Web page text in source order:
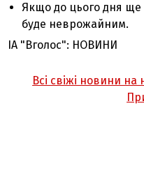
Якщо до цього дня ще
буде неврожайним.
ІА "Вголос": НОВИНИ
Всі свіжі новини